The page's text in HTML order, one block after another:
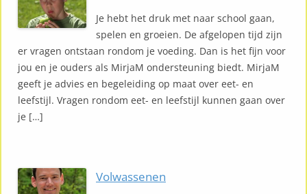
Je hebt het druk met naar school gaan,
spelen en groeien. De afgelopen tijd zijn
er vragen ontstaan rondom je voeding. Dan is het fijn voor
jou en je ouders als MirjaM ondersteuning biedt. MirjaM
geeft je advies en begeleiding op maat over eet- en
leefstijl. Vragen rondom eet- en leefstijl kunnen gaan over
je […]
Volwassenen